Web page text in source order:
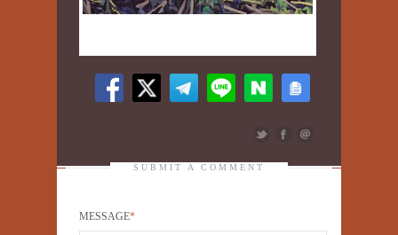
SUBMIT A COMMENT
MESSAGE*